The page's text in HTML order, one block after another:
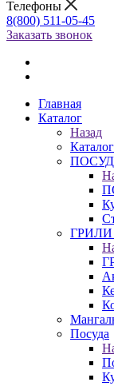
Телефоны
8(800) 511-05-45
Заказать звонок
Главная
Каталог
Назад
Каталог
ГРИЛИ
Посуда